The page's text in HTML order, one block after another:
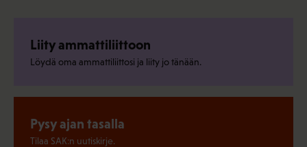
Liity ammattiliittoon
Löydä oma ammattiliittosi ja liity jo tänään.
Pysy ajan tasalla
Tilaa SAK:n uutiskirje.